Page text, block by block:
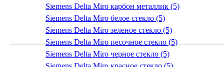
Siemens Delta Miro карбон металлик (5)
Siemens Delta Miro белое стекло (5)
Siemens Delta Miro зеленое стекло (5)
Siemens Delta Miro песочное стекло (5)
Siemens Delta Miro черное стекло (5)